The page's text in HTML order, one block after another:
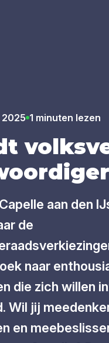
2025 1 minuten lezen
aan den
de
naar
die zich willen
Wil jij
en